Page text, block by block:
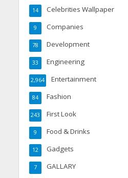
Celebrities Wallpaper
14
Companies
9
Development
78
Engineering
33
Entertainment
2,964
Fashion
84
First Look
243
Food & Drinks
9
Gadgets
12
GALLARY
7